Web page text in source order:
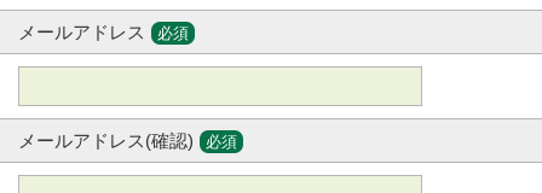
メールアドレス 必須
メールアドレス(確認) 必須